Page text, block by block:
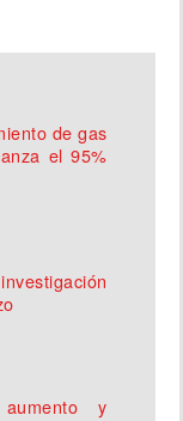
de gas
el 95%
y